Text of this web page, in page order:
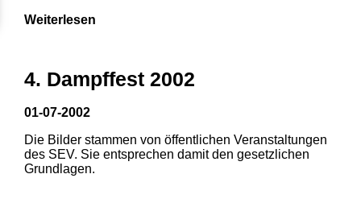
Weiterlesen
4. Dampffest 2002
01-07-2002
Die Bilder stammen von öffentlichen Veranstaltungen
des SEV. Sie entsprechen damit den gesetzlichen
Grundlagen.